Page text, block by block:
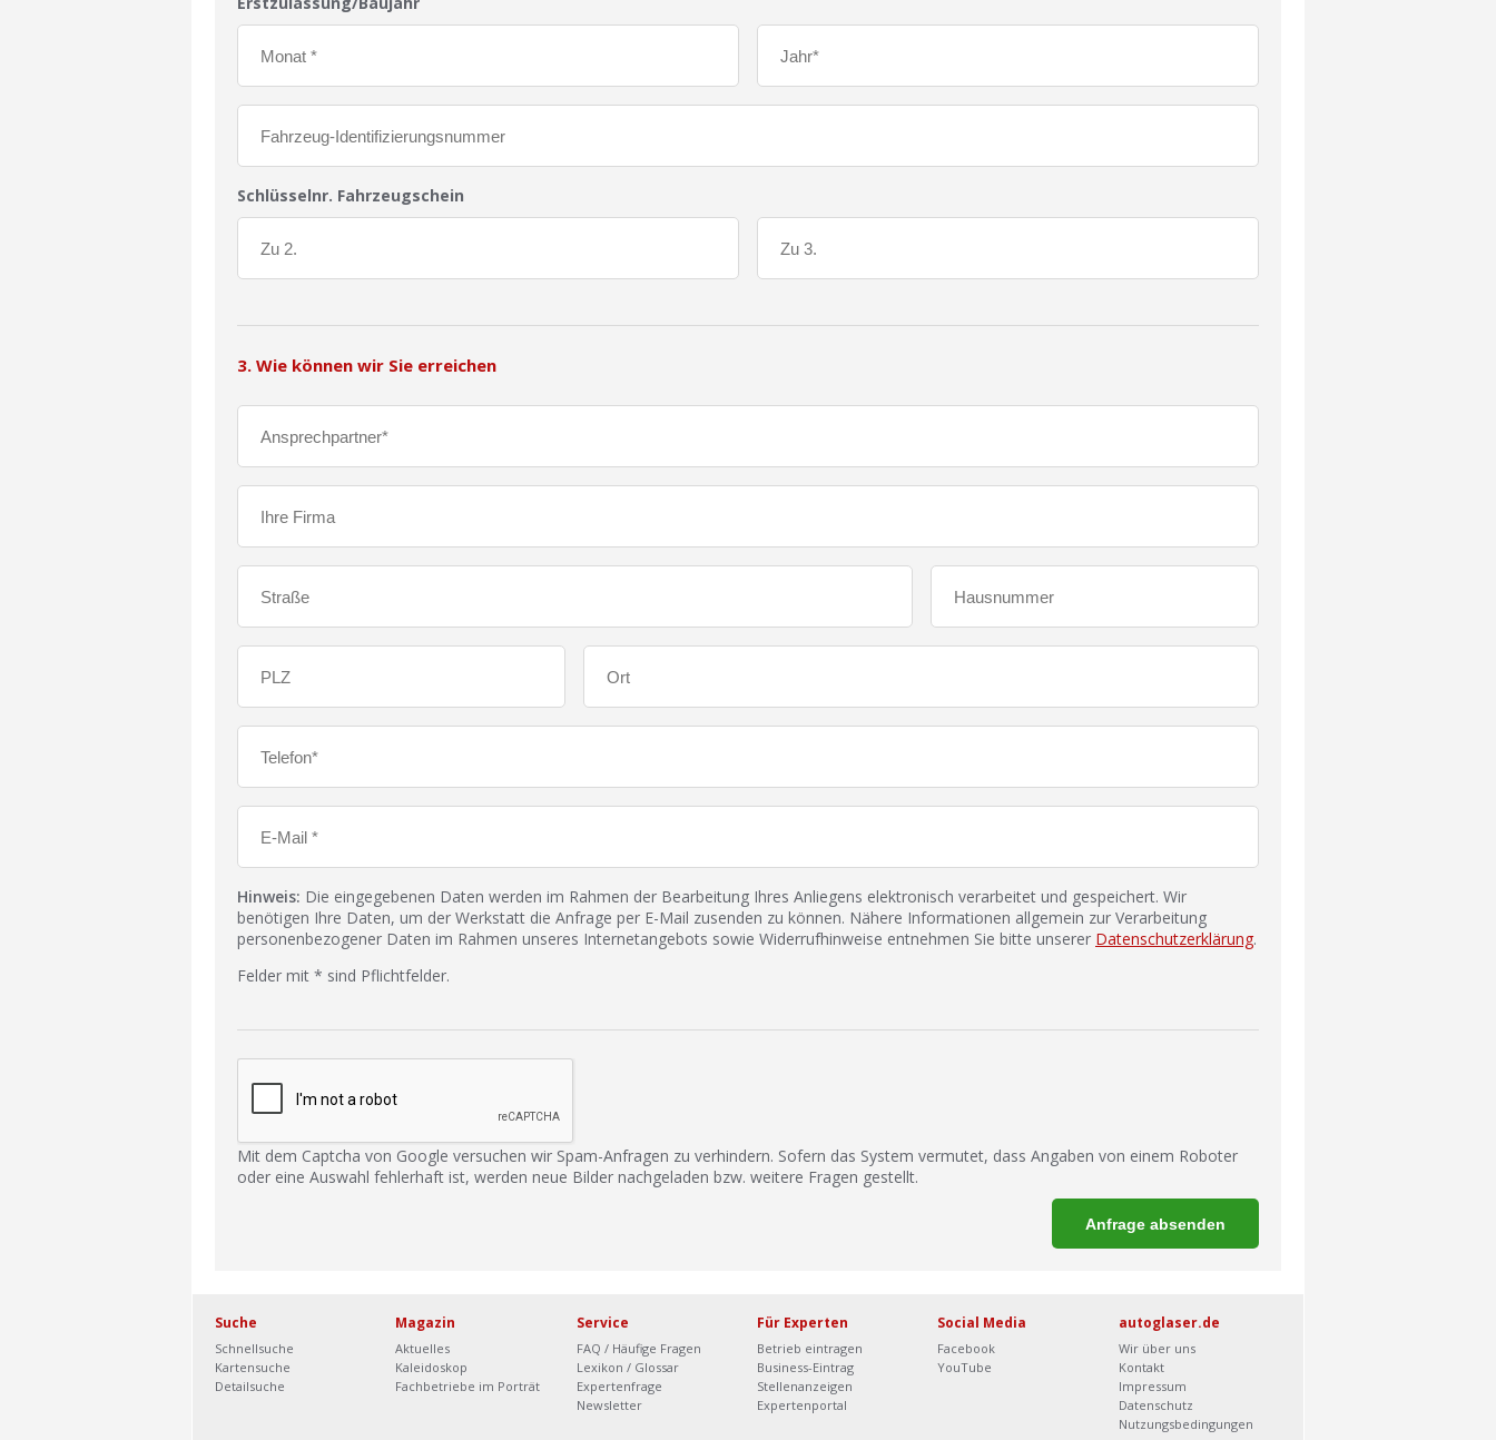
Schlüsselnr. Fahrzeugschein
3. Wie können wir Sie erreichen
Hinweis: Die eingegebenen Daten werden im Rahmen der Bearbeitung Ihres Anliegens elektronisch verarbeitet und gespeichert. Wir
benötigen Ihre Daten, um der Werkstatt die Anfrage per E-Mail zusenden zu können. Nähere Informationen allgemein zur Verarbeitung
personenbezogener Daten im Rahmen unseres Internetangebots sowie Widerrufhinweise entnehmen Sie bitte unserer Datenschutzerklärung.
Felder mit * sind Pflichtfelder.
Mit dem Captcha von Google versuchen wir Spam-Anfragen zu verhindern. Sofern das System vermutet, dass Angaben von einem Roboter
oder eine Auswahl fehlerhaft ist, werden neue Bilder nachgeladen bzw. weitere Fragen gestellt.
Suche
Schnellsuche
Kartensuche
Detailsuche
Magazin
Aktuelles
Kaleidoskop
Fachbetriebe im Porträt
Service
FAQ / Häufige Fragen
Lexikon / Glossar
Expertenfrage
Newsletter
Für Experten
Betrieb eintragen
Business-Eintrag
Stellenanzeigen
Expertenportal
Social Media
Facebook
YouTube
autoglaser.de
Wir über uns
Kontakt
Impressum
Datenschutz
Nutzungsbedingungen